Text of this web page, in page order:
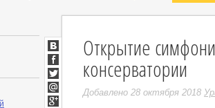
Открытие
консерватории
Добавлено 28 октября 2018
ВКонтакте
Facebook
Twitter
Мой